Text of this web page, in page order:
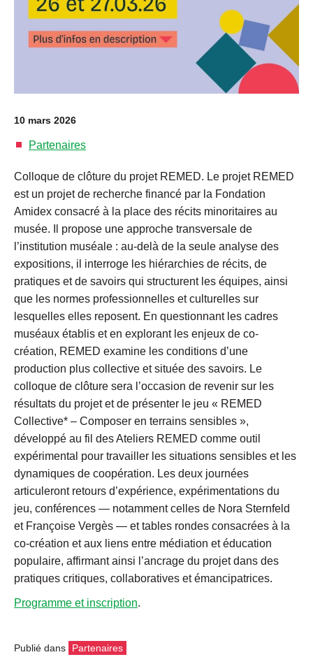
10 mars 2026
Partenaires
Colloque de clôture du projet REMED. Le projet REMED
est un projet de recherche financé par la Fondation
Amidex consacré à la place des récits minoritaires au
musée. Il propose une approche transversale de
l’institution muséale : au-delà de la seule analyse des
expositions, il interroge les hiérarchies de récits, de
pratiques et de savoirs qui structurent les équipes, ainsi
que les normes professionnelles et culturelles sur
lesquelles elles reposent. En questionnant les cadres
muséaux établis et en explorant les enjeux de co-
création, REMED examine les conditions d’une
production plus collective et située des savoirs. Le
colloque de clôture sera l’occasion de revenir sur les
résultats du projet et de présenter le jeu « REMED
Collective* – Composer en terrains sensibles »,
développé au fil des Ateliers REMED comme outil
expérimental pour travailler les situations sensibles et les
dynamiques de coopération. Les deux journées
articuleront retours d’expérience, expérimentations du
jeu, conférences — notamment celles de Nora Sternfeld
et Françoise Vergès — et tables rondes consacrées à la
co-création et aux liens entre médiation et éducation
populaire, affirmant ainsi l’ancrage du projet dans des
pratiques critiques, collaboratives et émancipatrices.
Programme et inscription.
Publié dans Partenaires